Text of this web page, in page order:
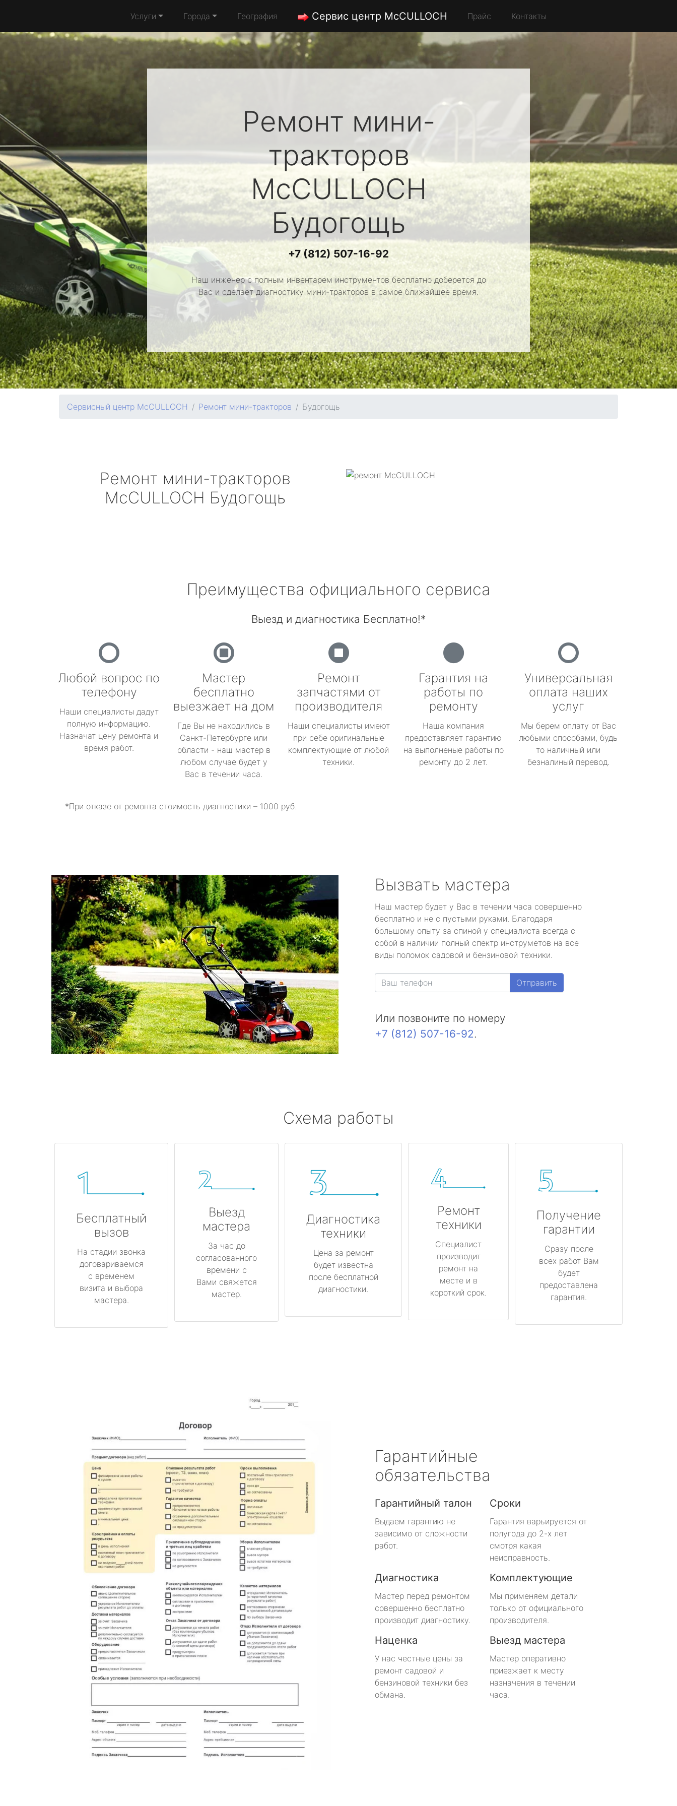
Услуги Города География Сервис центр McCULLOCH Прайс Контакты
Ремонт мини-
тракторов
McCULLOCH
Будогощь
+7 (812) 507-16-92
Наш инженер с полным инвентарем инструментов бесплатно доберется до
Вас и сделает диагностику мини-тракторов в самое ближайшее время.
Сервисный центр McCULLOCH Ремонт мини-тракторов Будогощь
Ремонт мини-тракторов
McCULLOCH Будогощь
Преимущества официального сервиса
Выезд и диагностика Бесплатно!*
Любой вопрос по
телефону
Наши специалисты дадут
полную информацию.
Назначат цену ремонта и
время работ.
Мастер
бесплатно
выезжает на дом
Где Вы не находились в
Санкт-Петербурге или
области - наш мастер в
любом случае будет у
Вас в течении часа.
Ремонт
запчастями от
производителя
Наши специалисты имеют
при себе оригинальные
комплектующие от любой
техники.
Гарантия на
работы по
ремонту
Наша компания
предоставляет гарантию
на выполненые работы по
ремонту до 2 лет.
Универсальная
оплата наших
услуг
Мы берем оплату от Вас
любыми способами, будь
то наличный или
безналиный перевод.
*При отказе от ремонта стоимость диагностики – 1000 руб.
Вызвать мастера
Наш мастер будет у Вас в течении часа совершенно
бесплатно и не с пустыми руками. Благодаря
большому опыту за спиной у специалиста всегда с
собой в наличии полный спектр инструметов на все
виды поломок садовой и бензиновой техники.
Отправить
Или позвоните по номеру
+7 (812) 507-16-92.
Схема работы
Бесплатный
вызов
На стадии звонка
договариваемся
с временем
визита и выбора
мастера.
Выезд
мастера
За час до
согласованного
времени с
Вами свяжется
мастер.
Диагностика
техники
Цена за ремонт
будет известна
после бесплатной
диагностики.
Ремонт
техники
Специалист
производит
ремонт на
месте и в
короткий срок.
Получение
гарантии
Сразу после
всех работ Вам
будет
предоставлена
гарантия.
Гарантийные
обязательства
Гарантийный талон
Выдаем гарантию не
зависимо от сложности
работ.
Сроки
Гарантия варьируется от
полугода до 2-х лет
смотря какая
неисправность.
Диагностика
Мастер перед ремонтом
совершенно бесплатно
производит диагностику.
Комплектующие
Мы применяем детали
только от официального
производителя.
Наценка
У нас честные цены за
ремонт садовой и
бензиновой техники без
обмана.
Выезд мастера
Мастер оперативно
приезжает к месту
назначения в течении
часа.